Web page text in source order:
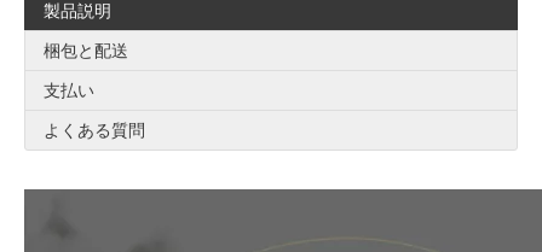
製品説明
梱包と配送
支払い
よくある質問